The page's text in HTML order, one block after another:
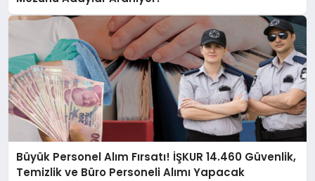
Büyük Personel Alım Fırsatı! İŞKUR 14.460 Güvenlik,
Temizlik ve Büro Personeli Alımı Yapacak